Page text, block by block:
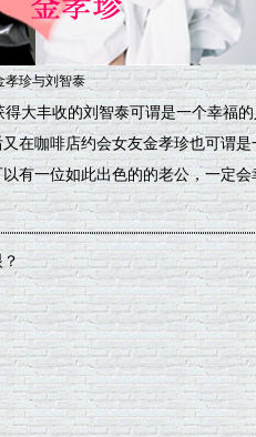
孝珍与刘智泰
大丰收的刘智泰可谓是一个幸福
在咖啡店约会女友金孝珍也可谓
有一位如此出色的的老公，一定
？